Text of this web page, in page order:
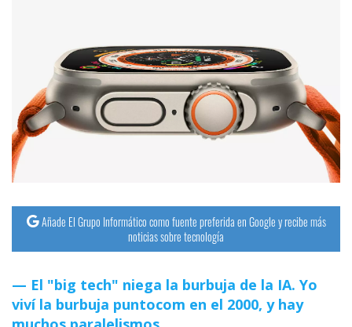
Plataformas
streaming
Operadores
Tutoriales
Ciberseguridad
Sistemas
operativos
Añade El Grupo Informático como fuente preferida en Google y recibe más
noticias sobre tecnología
El "big tech" niega la burbuja de la IA. Yo
viví la burbuja puntocom en el 2000, y hay